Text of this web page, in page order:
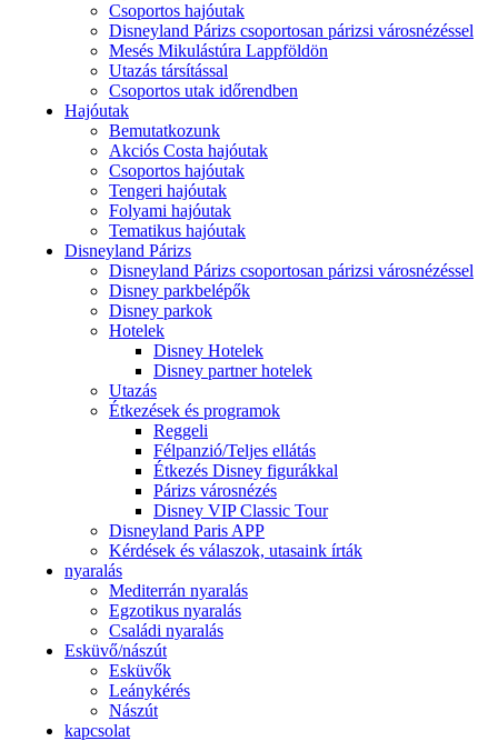
Csoportos hajóutak
Disneyland Párizs csoportosan párizsi városnézéssel
Mesés Mikulástúra Lappföldön
Utazás társítással
Csoportos utak időrendben
Hajóutak
Bemutatkozunk
Akciós Costa hajóutak
Csoportos hajóutak
Tengeri hajóutak
Folyami hajóutak
Tematikus hajóutak
Disneyland Párizs
Disneyland Párizs csoportosan párizsi városnézéssel
Disney parkbelépők
Disney parkok
Hotelek
Disney Hotelek
Disney partner hotelek
Utazás
Étkezések és programok
Reggeli
Félpanzió/Teljes ellátás
Étkezés Disney figurákkal
Párizs városnézés
Disney VIP Classic Tour
Disneyland Paris APP
Kérdések és válaszok, utasaink írták
nyaralás
Mediterrán nyaralás
Egzotikus nyaralás
Családi nyaralás
Esküvő/nászút
Esküvők
Leánykérés
Nászút
kapcsolat